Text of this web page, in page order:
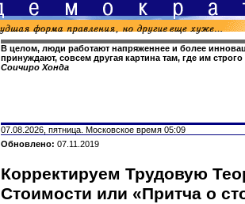
В целом, люди работают напряженнее и более
принуждают, совсем другая картина там, где им строго
Соичиро Хонда
07.08.2026, пятница. Московское время 05:09
Обновлено: 07.11.2019
Корректируем Трудовую
Стоимости или «Притча о